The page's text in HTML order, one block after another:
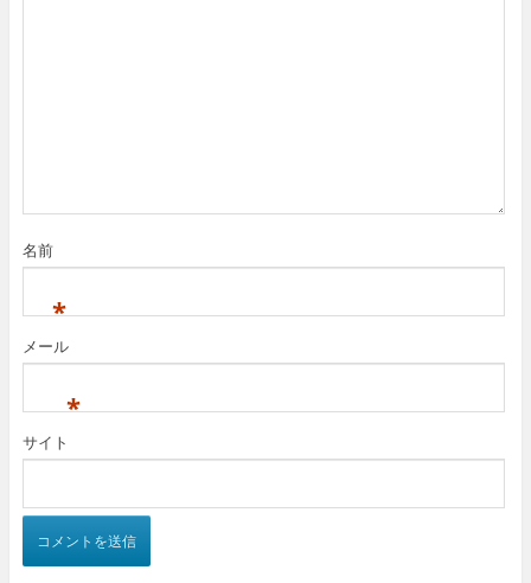
名前
*
メール
*
サイト